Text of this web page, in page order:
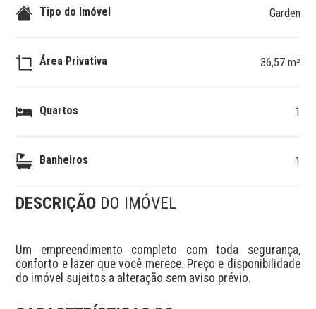
Tipo do Imóvel Garden
Área Privativa 36,57 m²
Quartos 1
Banheiros 1
DESCRIÇÃO DO IMÓVEL
Um empreendimento completo com toda segurança,
conforto e lazer que você merece. Preço e disponibilidade
do imóvel sujeitos a alteração sem aviso prévio.